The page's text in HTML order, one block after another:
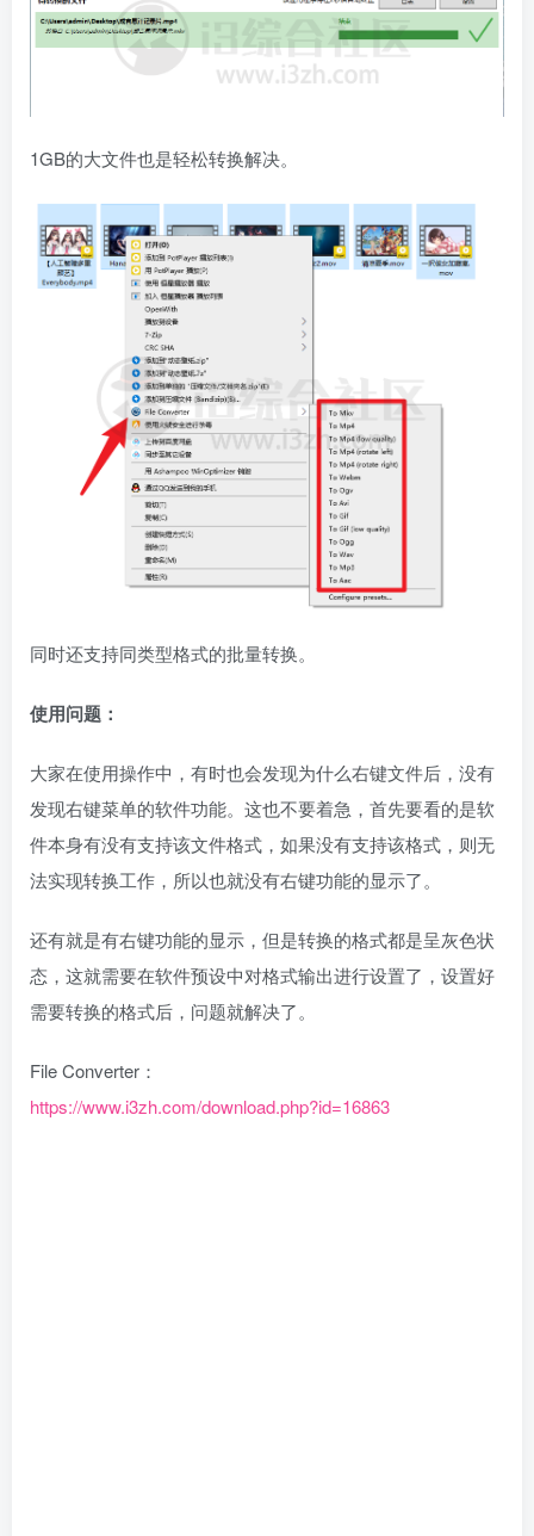
1GB的大文件也是轻松转换解决。
同时还支持同类型格式的批量转换。
使用问题：
大家在使用操作中，有时也会发现为什么右键文件后，没有
发现右键菜单的软件功能。这也不要着急，首先要看的是软
件本身有没有支持该文件格式，如果没有支持该格式，则无
法实现转换工作，所以也就没有右键功能的显示了。
还有就是有右键功能的显示，但是转换的格式都是呈灰色状
态，这就需要在软件预设中对格式输出进行设置了，设置好
需要转换的格式后，问题就解决了。
File Converter：
https://www.i3zh.com/download.php?id=16863